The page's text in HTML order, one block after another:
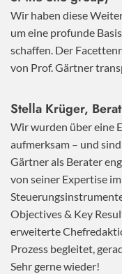
Wir haben diese
um eine profunde
schaffen. Der
von Prof. Gärtner
Stella Krüger,
Wir wurden über eine
aufmerksam – und
Gärtner als Berater
von seiner Expertise
Objectives & Key
erweiterte
Prozess begleitet,
Sehr gerne wieder!